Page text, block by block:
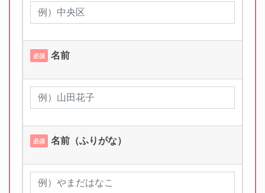
必須 名前
必須 名前（ふりがな）